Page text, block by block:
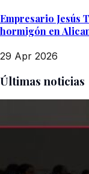
Empresario Jesús
hormigón en
29 Apr 2026
Últimas noticias